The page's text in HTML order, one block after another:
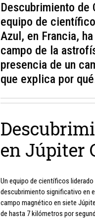
Descubrimiento de
equipo de
Azul, en Francia,
campo de la
presencia de un
que explica por
en Júpiter
Un equipo de científicos
descubrimiento significativo en
campo magnético en siete
de hasta 7 kilómetros por